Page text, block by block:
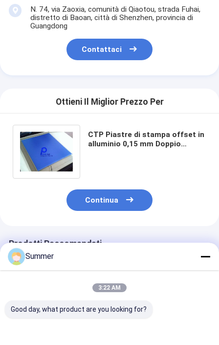
N. 74, via Zaoxia, comunità di Qiaotou, strada Fuhai,
distretto di Baoan, città di Shenzhen, provincia di
Guangdong
Contattaci
Ottieni Il Miglior Prezzo Per
CTP Piastre di stampa offset in
alluminio 0,15 mm Doppio
Continua
Prodotti Raccomandati
Summer
3:22 AM
Good day, what product are you looking for?